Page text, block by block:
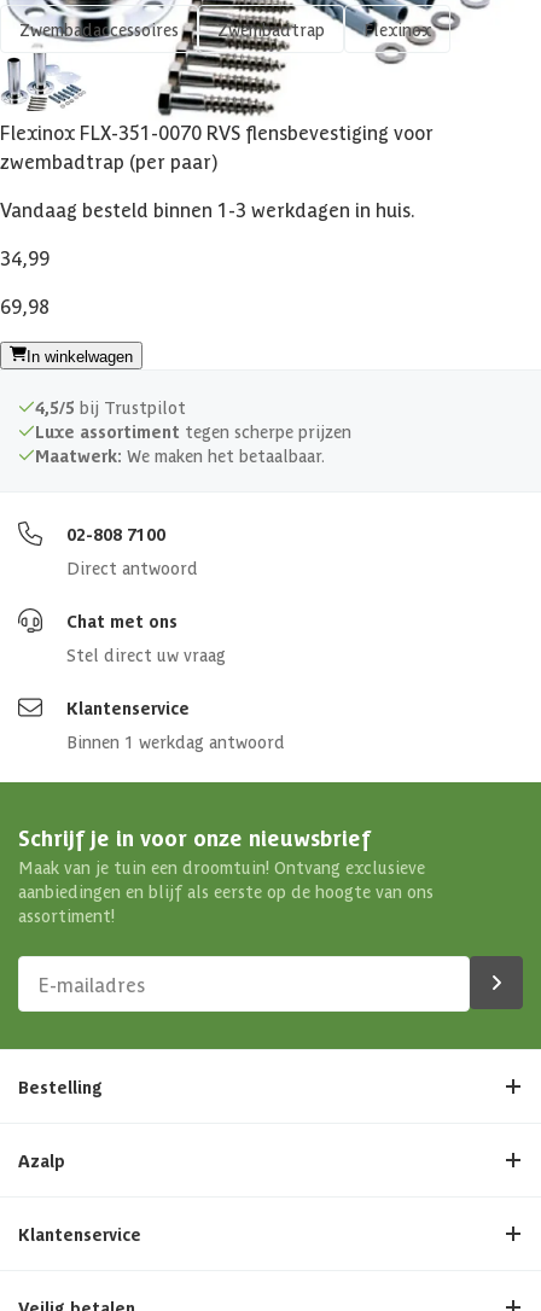
Zwembadaccessoires Zwembadtrap Flexinox
Flexinox FLX-351-0070 RVS flensbevestiging voor
zwembadtrap (per paar)
Vandaag besteld binnen 1-3 werkdagen in huis.
34,99
69,98
In winkelwagen
4,5/5 bij Trustpilot
Luxe assortiment tegen scherpe prijzen
Maatwerk: We maken het betaalbaar.
02-808 7100
Direct antwoord
Chat met ons
Stel direct uw vraag
Klantenservice
Binnen 1 werkdag antwoord
Schrijf je in voor onze nieuwsbrief
Maak van je tuin een droomtuin! Ontvang exclusieve
aanbiedingen en blijf als eerste op de hoogte van ons
assortiment!
Bestelling
Azalp
Klantenservice